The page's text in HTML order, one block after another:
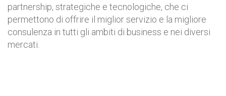
partnership, strategiche e tecnologiche, che ci
permettono di offrire il miglior servizio e la migliore
consulenza in tutti gli ambiti di business e nei diversi
mercati.